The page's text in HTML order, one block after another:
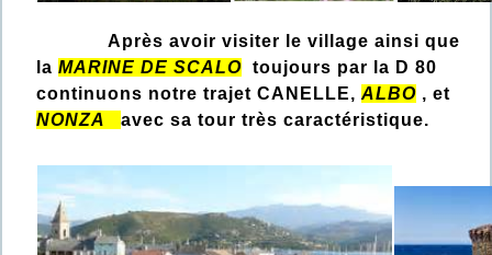
Après avoir visiter le village ainsi que
la MARINE DE SCALO toujours par la D 80
continuons notre trajet CANELLE, ALBO , et
NONZA avec sa tour très caractéristique.